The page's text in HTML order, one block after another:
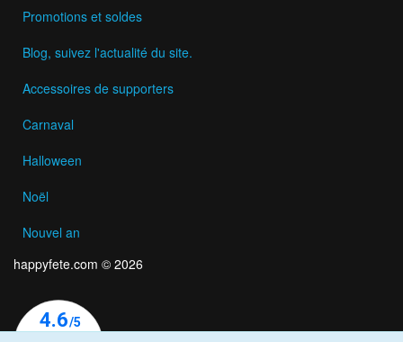
Promotions et soldes
Blog, suivez l'actualité du site.
Accessoires de supporters
Carnaval
Halloween
Noël
Nouvel an
happyfete.com © 2026